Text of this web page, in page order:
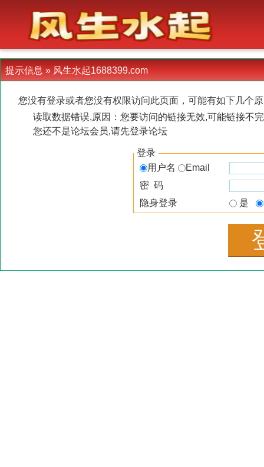
提示信息 » 风生水起1688399.com
您没有登录或者您没有权限访问此页面，可能有如下几个
读取数据错误,原因：您要访问的链接无效,可能链接不
您还不是论坛会员,请先登录论坛
登录
用户名
Email
密 码
隐身登录
是